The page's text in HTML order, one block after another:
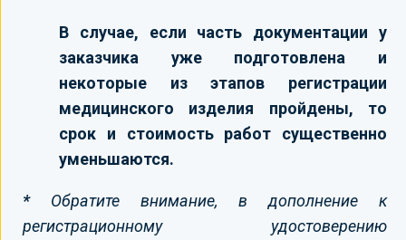
В случае, если часть документации у
заказчика уже подготовлена и
некоторые из этапов регистрации
медицинского изделия пройдены, то
срок и стоимость работ существенно
уменьшаются.
*Обратите внимание, в дополнение к
регистрационному удостоверению